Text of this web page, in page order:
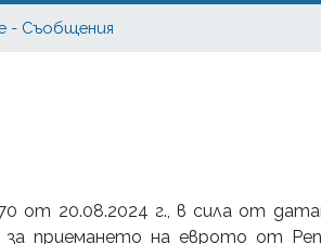
и съобщенията
- Съобщения
70 от 20.08.2024 г., в сила от
приемането на еврото от